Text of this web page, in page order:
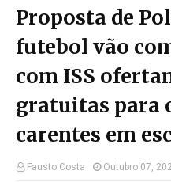
Proposta de
futebol vão
com ISS
gratuitas para
carentes em
Fausto Costa Outubro 07,